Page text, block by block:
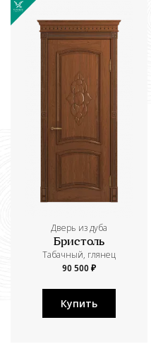
Дверь из дуба
Бристоль
Табачный, глянец
90 500 ₽
Купить